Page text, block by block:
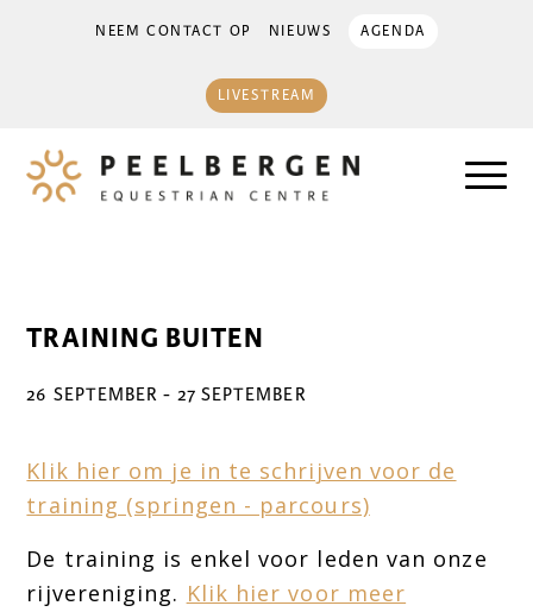
NEEM CONTACT OP NIEUWS AGENDA
LIVESTREAM
TRAINING BUITEN
26 SEPTEMBER - 27 SEPTEMBER
Klik hier om je in te schrijven voor de
training (springen - parcours)
De training is enkel voor leden van onze
rijvereniging. Klik hier voor meer